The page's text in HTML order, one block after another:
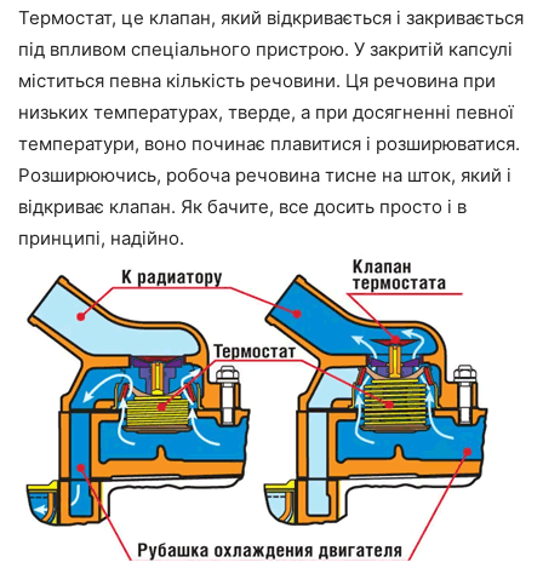
Термостат, це клапан, який відкривається і закривається
під впливом спеціального пристрою. У закритій капсулі
міститься певна кількість речовини. Ця речовина при
низьких температурах, тверде, а при досягненні певної
температури, воно починає плавитися і розширюватися.
Розширюючись, робоча речовина тисне на шток, який і
відкриває клапан. Як бачите, все досить просто і в
принципі, надійно.